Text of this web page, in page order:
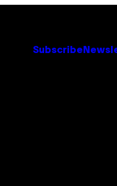
Subscribe